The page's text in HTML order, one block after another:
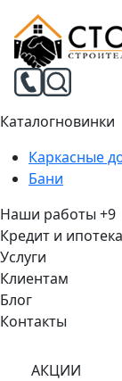
Каталогновинки
Каркасные
Бани
Наши работы +9
Кредит и ипотека
Услуги
Клиентам
Блог
Контакты
АКЦИИ